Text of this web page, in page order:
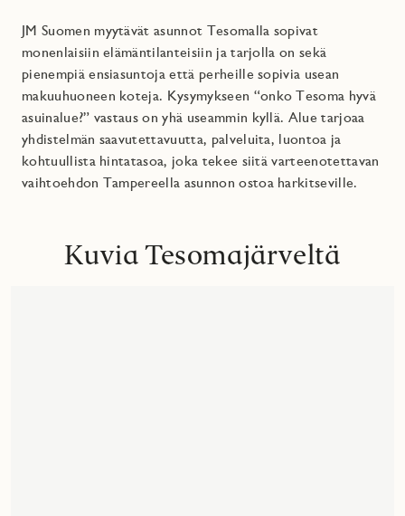
JM Suomen myytävät asunnot Tesomalla sopivat
monenlaisiin elämäntilanteisiin ja tarjolla on sekä
pienempiä ensiasuntoja että perheille sopivia usean
makuuhuoneen koteja. Kysymykseen “onko Tesoma hyvä
asuinalue?” vastaus on yhä useammin kyllä. Alue tarjoaa
yhdistelmän saavutettavuutta, palveluita, luontoa ja
kohtuullista hintatasoa, joka tekee siitä varteenotettavan
vaihtoehdon Tampereella asunnon ostoa harkitseville.
Kuvia Tesomajärveltä